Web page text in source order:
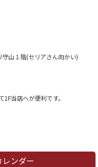
山１階(セリアさん向かい)
当店へが便利です。
ンダー